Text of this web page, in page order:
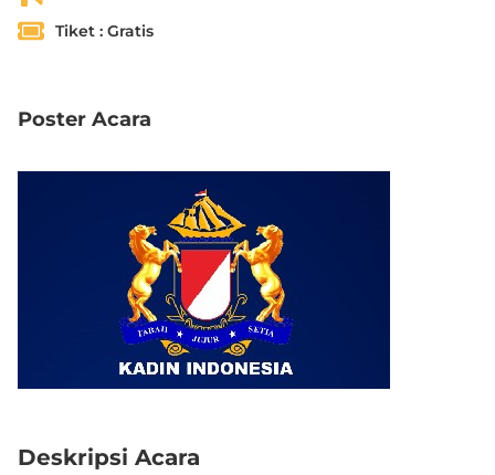
Tiket : Gratis
Poster Acara
Deskripsi Acara